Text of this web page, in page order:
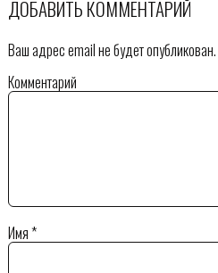
ДОБАВИТЬ КОММЕНТАРИЙ
Ваш адрес email не будет опубликован.
Комментарий
Имя*